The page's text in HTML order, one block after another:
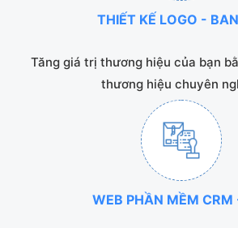
THIẾT KẾ LOGO -
Tăng giá trị thương hiệu của bạn
thương hiệu chuyên
WEB PHẦN MỀM CRM